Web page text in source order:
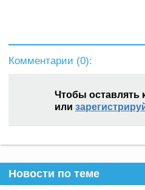
Комментарии (0):
Чтобы оставлять
или
Новости по теме